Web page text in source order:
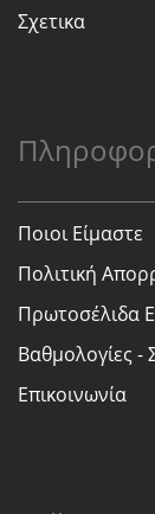
Σχετικα
Ποιοι Είμαστε
Πολιτική
Πρωτοσέλιδα
Βαθμολογίες -
Επικοινωνία